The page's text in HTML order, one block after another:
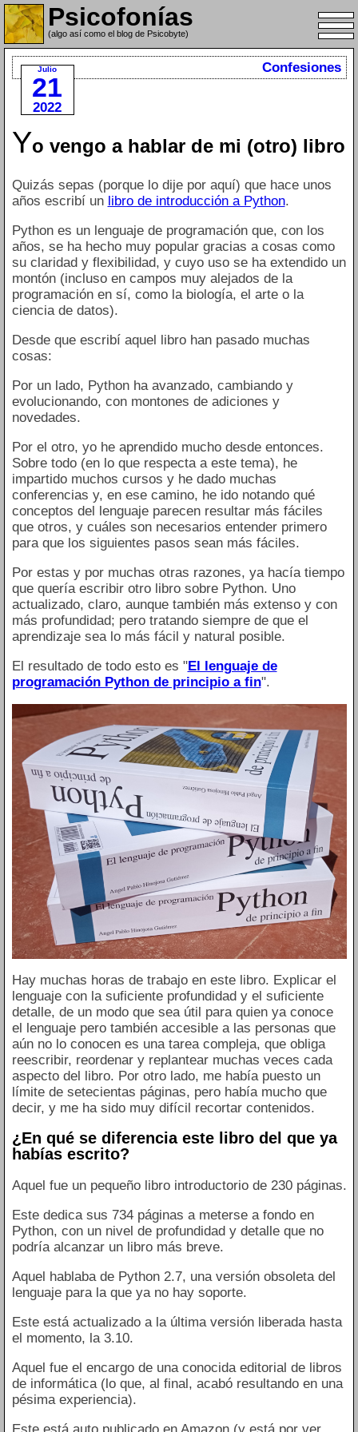
Psicofonías
(algo así como el blog de Psicobyte)
Julio
21
2022
Confesiones
Yo vengo a hablar de mi (otro) libro
Quizás sepas (porque lo dije por aquí) que hace unos
años escribí un libro de introducción a Python.
Python es un lenguaje de programación que, con los
años, se ha hecho muy popular gracias a cosas como
su claridad y flexibilidad, y cuyo uso se ha extendido un
montón (incluso en campos muy alejados de la
programación en sí, como la biología, el arte o la
ciencia de datos).
Desde que escribí aquel libro han pasado muchas
cosas:
Por un lado, Python ha avanzado, cambiando y
evolucionando, con montones de adiciones y
novedades.
Por el otro, yo he aprendido mucho desde entonces.
Sobre todo (en lo que respecta a este tema), he
impartido muchos cursos y he dado muchas
conferencias y, en ese camino, he ido notando qué
conceptos del lenguaje parecen resultar más fáciles
que otros, y cuáles son necesarios entender primero
para que los siguientes pasos sean más fáciles.
Por estas y por muchas otras razones, ya hacía tiempo
que quería escribir otro libro sobre Python. Uno
actualizado, claro, aunque también más extenso y con
más profundidad; pero tratando siempre de que el
aprendizaje sea lo más fácil y natural posible.
El resultado de todo esto es "El lenguaje de
programación Python de principio a fin".
Hay muchas horas de trabajo en este libro. Explicar el
lenguaje con la suficiente profundidad y el suficiente
detalle, de un modo que sea útil para quien ya conoce
el lenguaje pero también accesible a las personas que
aún no lo conocen es una tarea compleja, que obliga
reescribir, reordenar y replantear muchas veces cada
aspecto del libro. Por otro lado, me había puesto un
límite de setecientas páginas, pero había mucho que
decir, y me ha sido muy difícil recortar contenidos.
¿En qué se diferencia este libro del que ya
habías escrito?
Aquel fue un pequeño libro introductorio de 230 páginas.
Este dedica sus 734 páginas a meterse a fondo en
Python, con un nivel de profundidad y detalle que no
podría alcanzar un libro más breve.
Aquel hablaba de Python 2.7, una versión obsoleta del
lenguaje para la que ya no hay soporte.
Este está actualizado a la última versión liberada hasta
el momento, la 3.10.
Aquel fue el encargo de una conocida editorial de libros
de informática (lo que, al final, acabó resultando en una
pésima experiencia).